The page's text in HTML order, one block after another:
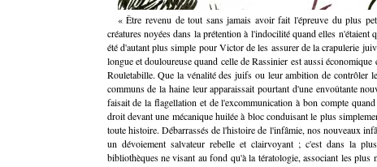
« Être revenu de tout sans jamais avoir fait l'épreuve du plus
créatures noyées dans la prétention à l'indocilité quand elles
été d'autant plus simple pour Victor de les assurer de la crapulerie
longue et douloureuse quand celle de Rassinier est aussi
Rouletabille. Que la vénalité des juifs ou leur ambition de contrôler
communs de la haine leur apparaissait pourtant d'une envoûtante
faisait de la flagellation et de l'excommunication à bon compte
droit devant une mécanique huilée à bloc conduisant le plus
toute histoire. Débarrassés de l'histoire de l'infâmie, nos nouveaux
un dévoiement salvateur rebelle et clairvoyant ; c'est dans la
bibliothèques ne visant au fond qu'à la tératologie, associant les